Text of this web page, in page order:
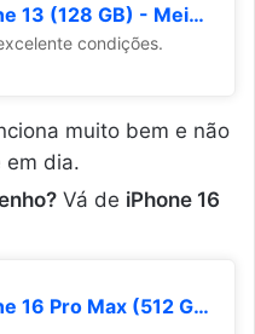
Apple iPhone 13 (128 GB) - Meia-noite (Recondicionado)
condições.
muito bem e não
em dia.
Vá de iPhone 16
Apple iPhone 16 Pro Max (512 GB) – Titânio branco